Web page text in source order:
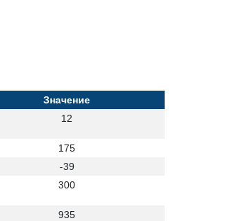
Значение
12
175
-39
300
935